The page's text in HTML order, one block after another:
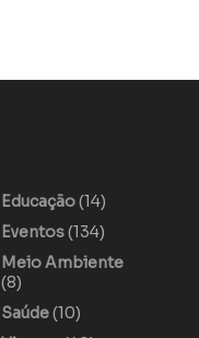
Educação(14)
Eventos(134)
Meio Ambiente
(8)
Saúde(10)